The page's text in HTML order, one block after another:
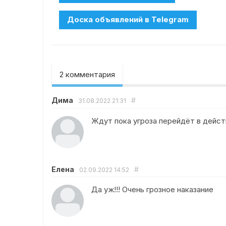
2 комментария
Дима 31.08.2022 21:31 #
Ждут пока угроза перейдёт в
Елена 02.09.2022 14:52 #
Да уж!!! Очень грозное наказание